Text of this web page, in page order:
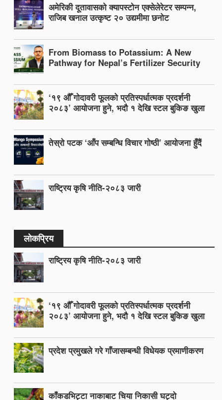
अमेरिकी दूतावासको क्यापस्टोन एक्सेलेरेटर सम्पन्न,
राजिब खनाल उत्कृष्ट २० उद्यमीमा छनोट
From Biomass to Potassium: A New
Pathway for Nepal’s Fertilizer Security
‘१९ औँ गोदावरी फूलको प्रतिस्पर्धात्मक प्रदर्शनी
२०८३’ आयोजना हुने, भदौ १ देखि स्टल बुकिङ खुला
तेस्रो पटक ‘आँप सम्बन्धि विचार गोष्ठी’ आयोजना हुँदैं
राष्ट्रिय कृषि नीति-२०८३ जारी
लोकप्रिय
राष्ट्रिय कृषि नीति-२०८३ जारी
‘१९ औँ गोदावरी फूलको प्रतिस्पर्धात्मक प्रदर्शनी
२०८३’ आयोजना हुने, भदौ १ देखि स्टल बुकिङ खुला
प्रदेश प्रमुखले गरे गाँजासम्बन्धी विधेयक प्रमाणीकरण
काँकडभिट्टा नाकाबाट चिया निकासी घट्दो